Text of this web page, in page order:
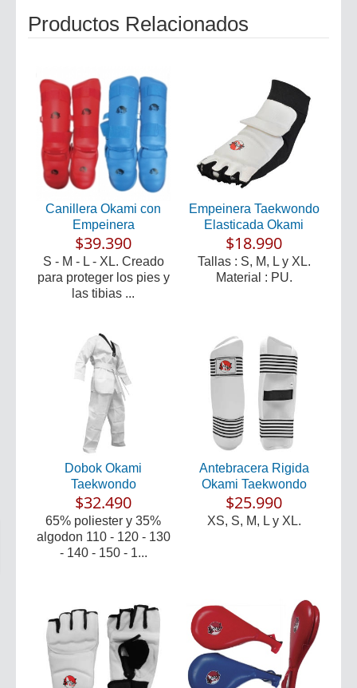
Productos Relacionados
Canillera Okami con
Empeinera
$39.390
S - M - L - XL. Creado
para proteger los pies y
las tibias ...
Empeinera Taekwondo
Elasticada Okami
$18.990
Tallas : S, M, L y XL.
Material : PU.
Dobok Okami
Taekwondo
$32.490
65% poliester y 35%
algodon 110 - 120 - 130
- 140 - 150 - 1...
Antebracera Rigida
Okami Taekwondo
$25.990
XS, S, M, L y XL.